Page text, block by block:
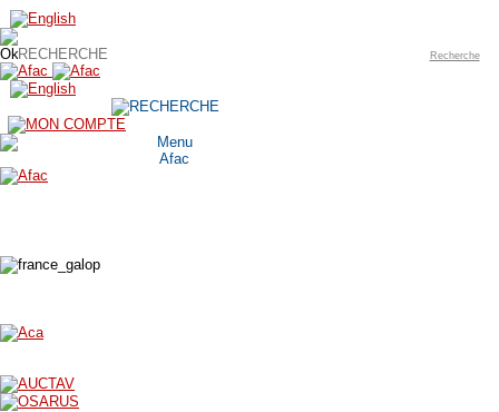
Recherche